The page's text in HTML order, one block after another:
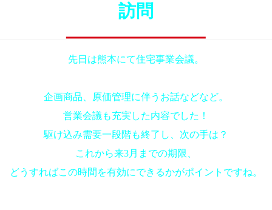
訪問
先日は熊本にて住宅事業会議。
企画商品、原価管理に伴うお話などなど。
営業会議も充実した内容でした！
駆け込み需要一段階も終了し、次の手は？
これから来3月までの期限、
どうすればこの時間を有効にできるかがポイントですね。